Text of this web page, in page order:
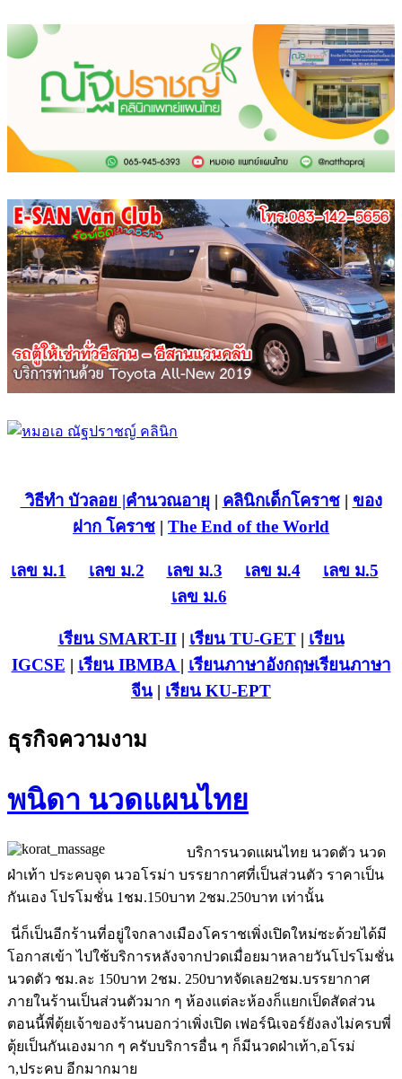
วิธีทำ บัวลอย |คำนวณอายุ | คลินิกเด็กโคราช| ของ
ฝาก โคราช | The End of the World
เลข ม.1 เลข ม.2 เลข ม.3 เลข ม.4
เลข ม.5
เลข ม.6
เรียน SMART-II| เรียน TU-GET| เรียน
IGCSE | เรียน IBMBA | เรียนภาษาอังกฤษเรียนภาษา
จีน | เรียน KU-EPT
ธุรกิจความงาม
พนิดา นวดแผนไทย
บริการนวดแผนไทย นวดตัว นวด
ฝ่าเท้า ประคบจุด นวอโรม่า บรรยากาศที่เป็นส่วนตัว ราคาเป็น
กันเอง โปรโมชั่น 1ชม.150บาท 2ชม.250บาท เท่านั้น
นี่ก็เป็นอีกร้านที่อยู่ใจกลางเมืองโคราชเพิ่งเปิดใหม่ซะด้วยได้มี
โอกาสเข้า ไปใช้บริการหลังจากปวดเมื่อยมาหลายวันโปรโมชั่น
นวดตัว ชม.ละ 150บาท 2ชม. 250บาทจัดเลย2ชม.บรรยากาศ
ภายในร้านเป็นส่วนตัวมาก ๆ ห้องแต่ละห้องก็แยกเป็ดสัดส่วน
ตอนนี้พี่ตุ้ยเจ้าของร้านบอกว่าเพิ่งเปิด เฟอร์นิเจอร์ยังลงไม่ครบพี่
ตุ้ยเป็นกันเองมาก ๆ ครับบริการอื่น ๆ ก็มีนวดฝ่าเท้า,อโรม่
า,ประคบ อีกมากมาย